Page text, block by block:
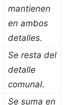
mantienen
en ambos
detalles.
Se resta del
detalle
comunal.
Se suma en